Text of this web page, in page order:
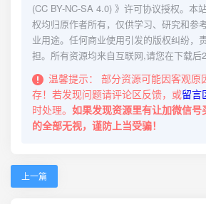
(CC BY-NC-SA 4.0) 》许可协议授权。本
权均归原作者所有，仅供学习、研究和参
业用途。任何商业使用引发的版权纠纷，
担。所有资源均来自互联网,请您在下载后
温馨提示：
部分资源可能因客观原
存！若发现问题请评论区反馈，或留言
时处理。 如果发现资源里有让加微信号
的全部无视，谨防上当受骗！
上一篇